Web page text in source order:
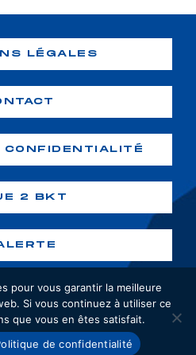
LÉGALES
CONFIDENTIALITÉ
2 BKT
GF38. Tous droits
:webiaprod
pour vous garantir la meilleure
Si vous continuez à utiliser ce
que vous en êtes satisfait.
de confidentialité